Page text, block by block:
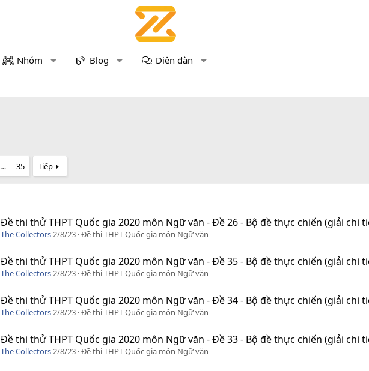
Nhóm Blog Diễn đàn
… 35 Tiếp
Đề thi thử THPT Quốc gia 2020 môn Ngữ văn - Đề 26 - Bộ đề thực chiến (giải chi
The Collectors2/8/23 Đề thi THPT Quốc gia môn Ngữ văn
Đề thi thử THPT Quốc gia 2020 môn Ngữ văn - Đề 35 - Bộ đề thực chiến (giải chi
The Collectors2/8/23 Đề thi THPT Quốc gia môn Ngữ văn
Đề thi thử THPT Quốc gia 2020 môn Ngữ văn - Đề 34 - Bộ đề thực chiến (giải chi
The Collectors2/8/23 Đề thi THPT Quốc gia môn Ngữ văn
Đề thi thử THPT Quốc gia 2020 môn Ngữ văn - Đề 33 - Bộ đề thực chiến (giải chi
The Collectors2/8/23 Đề thi THPT Quốc gia môn Ngữ văn